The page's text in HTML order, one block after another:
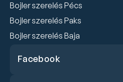
Bojler szerelés Pécs
Bojler szerelés Paks
Bojler szerelés Baja
Facebook